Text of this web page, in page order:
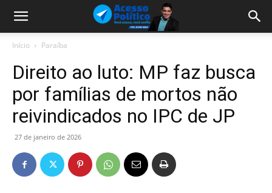
Início Paraíba
Direito ao luto: MP faz busca
por famílias de mortos não
reivindicados no IPC de JP
27 de janeiro de 2026